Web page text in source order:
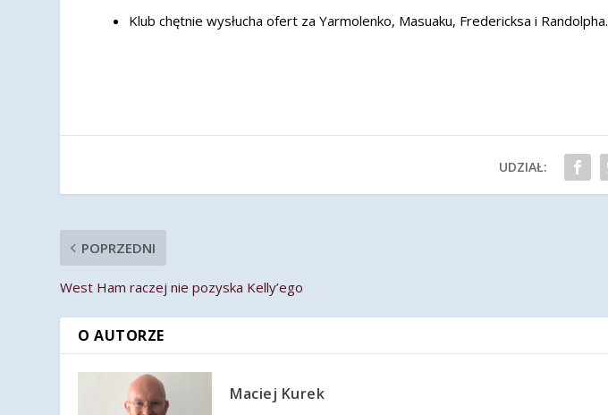
Klub chętnie wysłucha ofert za Yarmolenko, Masuaku, Fredericksa i Randolpha.
UDZIAŁ:
POPRZEDNI
West Ham raczej nie pozyska Kelly’ego
O AUTORZE
Maciej Kurek